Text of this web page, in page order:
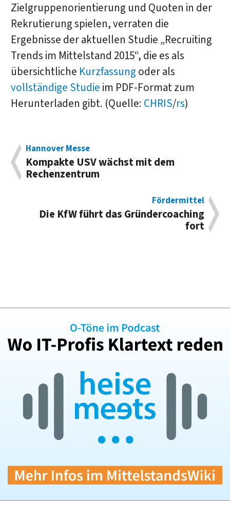
Zielgruppenorientierung und Quoten in der
Rekrutierung spielen, verraten die
Ergebnisse der aktuellen Studie „Recruiting
Trends im Mittelstand 2015“, die es als
übersichtliche Kurzfassung oder als
vollständige Studie im PDF-Format zum
Herunterladen gibt. (Quelle: CHRIS/rs)
Hannover Messe
Kompakte USV wächst mit dem
Rechenzentrum
Fördermittel
Die KfW führt das Gründercoaching
fort